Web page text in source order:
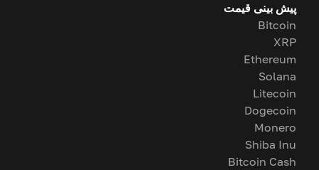
پیش بینی قیمت
Bitcoin
XRP
Ethereum
Solana
Litecoin
Dogecoin
Monero
Shiba Inu
Bitcoin Cash